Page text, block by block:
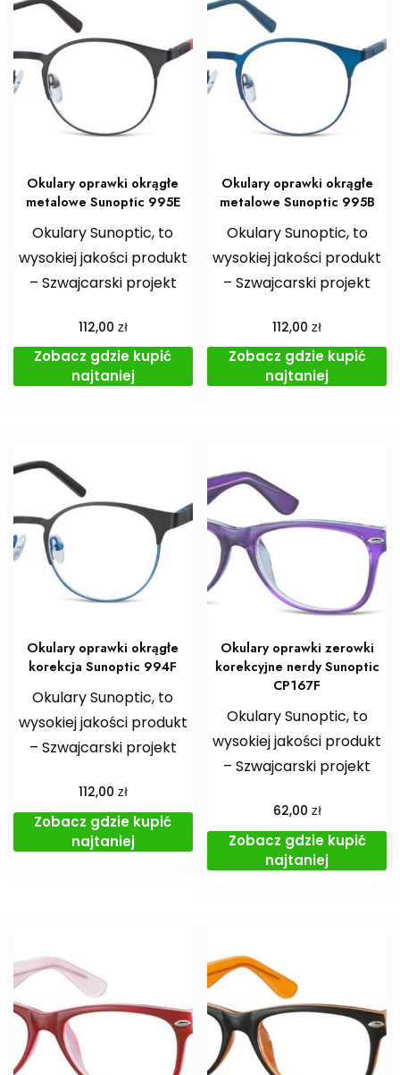
Okulary oprawki okrągłe
metalowe Sunoptic 995E
Okulary Sunoptic, to
wysokiej jakości produkt
– Szwajcarski projekt
112,00 zł
Zobacz gdzie kupić
najtaniej
Okulary oprawki okrągłe
metalowe Sunoptic 995B
Okulary Sunoptic, to
wysokiej jakości produkt
– Szwajcarski projekt
112,00zł
Zobacz gdzie kupić
najtaniej
Okulary oprawki okrągłe
korekcja Sunoptic 994F
Okulary Sunoptic, to
wysokiej jakości produkt
– Szwajcarski projekt
112,00 zł
Zobacz gdzie kupić
najtaniej
Okulary oprawki zerowki
korekcyjne nerdy Sunoptic
CP167F
Okulary Sunoptic, to
wysokiej jakości produkt
– Szwajcarski projekt
62,00 zł
Zobacz gdzie kupić
najtaniej